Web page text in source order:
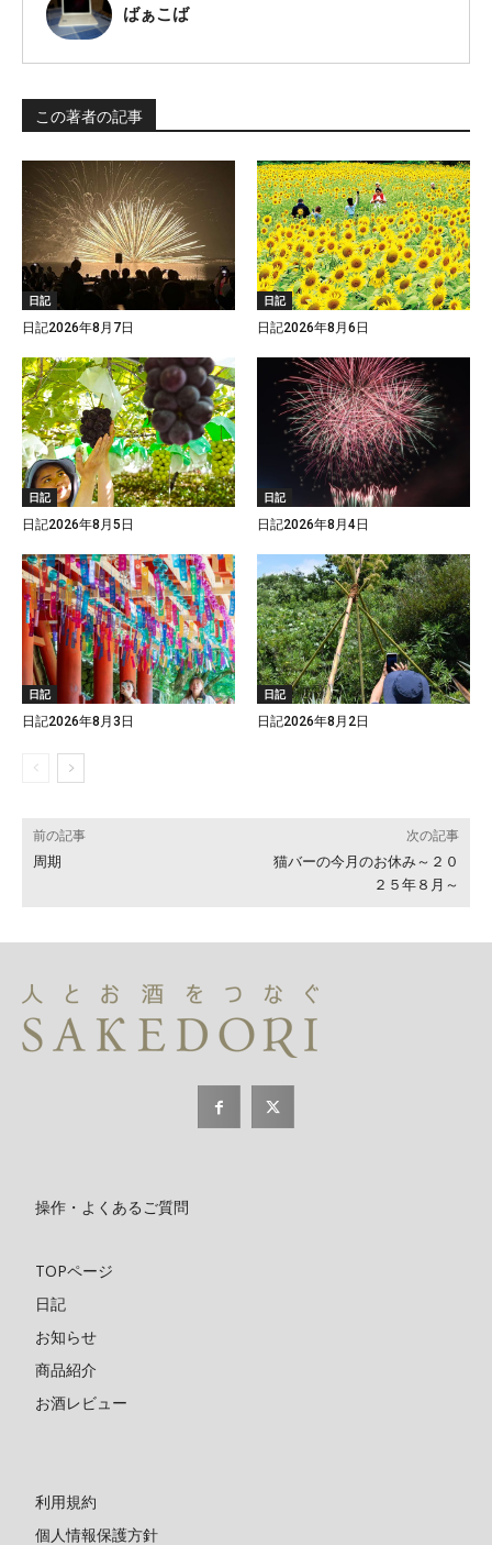
ばぁこば
この著者の記事
日記
日記2026年8月7日
日記
日記2026年8月6日
日記
日記2026年8月5日
日記
日記2026年8月4日
日記
日記2026年8月3日
日記
日記2026年8月2日
前の記事
周期
次の記事
猫バーの今月のお休み～２０
２５年８月～
操作・よくあるご質問
TOPページ
日記
お知らせ
商品紹介
お酒レビュー
利用規約
個人情報保護方針